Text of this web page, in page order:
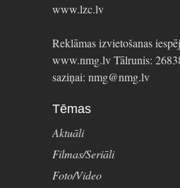
www.lzc.lv
Reklāmas izvietošanas
www.nmg.lv Tālrunis:
saziņai: nmg@nmg.lv
Tēmas
Aktuāli
Filmas/Seriāli
Foto/Video